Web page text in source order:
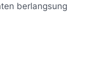
berlangsung